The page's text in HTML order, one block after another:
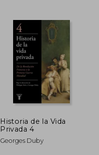
55%
Historia de la Vida
Privada 4
Georges Duby